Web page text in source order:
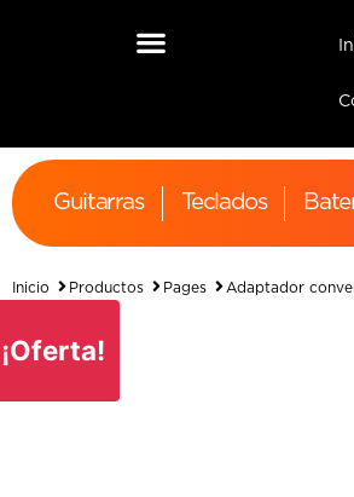
Guitarras Teclados
Inicio Productos Pages Adaptador
¡Oferta!